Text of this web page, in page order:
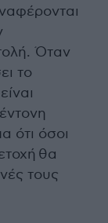
Όταν
το
ότι όσοι
θα
τους